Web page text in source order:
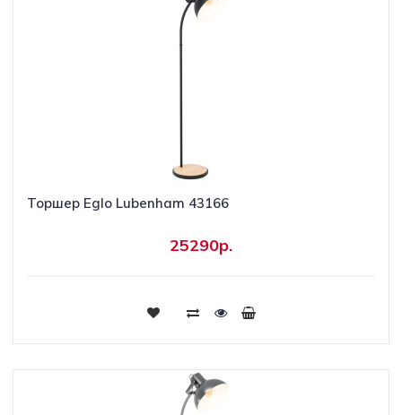
Торшер Eglo Lubenham 43166
25290р.
Купить